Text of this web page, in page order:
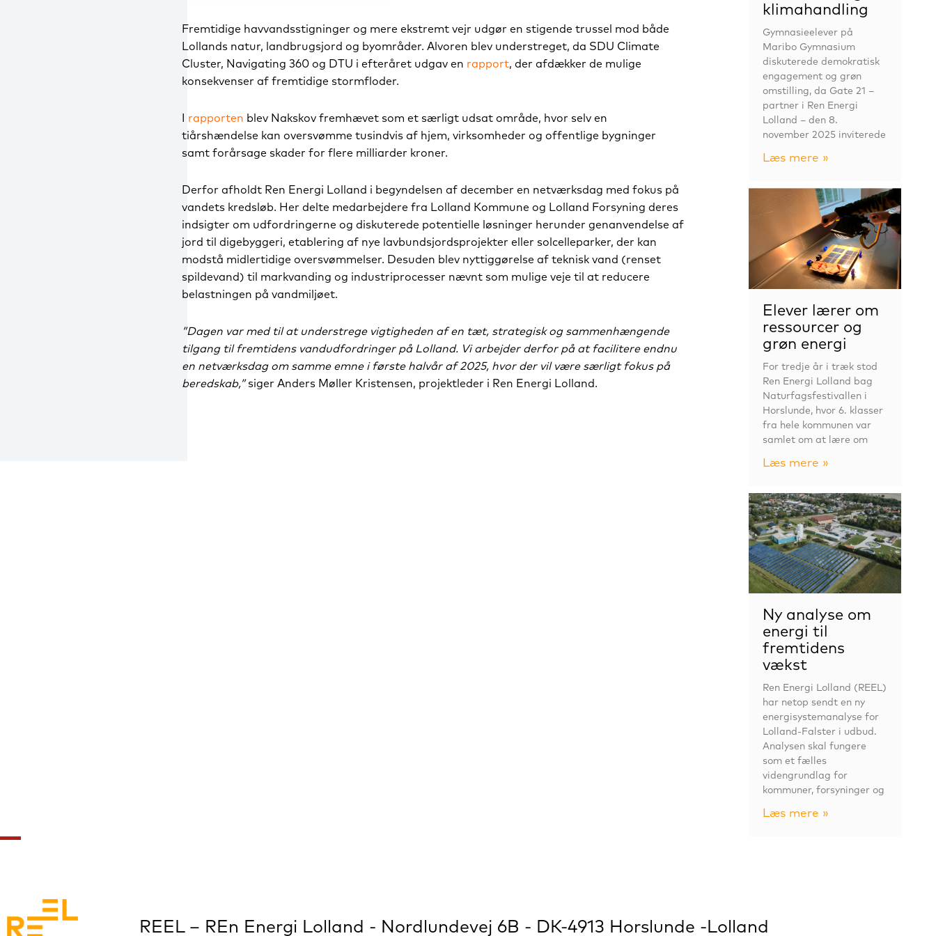
Fremtidige havvandsstigninger og mere ekstremt vejr udgør en stigende trussel mod både
Lollands natur, landbrugsjord og byområder. Alvoren blev understreget, da SDU Climate
Cluster, Navigating 360 og DTU i efteråret udgav en rapport, der afdækker de mulige
konsekvenser af fremtidige stormfloder.
rapporten blev Nakskov fremhævet som et særligt udsat område, hvor selv en
tiårshændelse kan oversvømme tusindvis af hjem, virksomheder og offentlige bygninger
samt forårsage skader for flere milliarder kroner.
Derfor afholdt Ren Energi Lolland i begyndelsen af december en netværksdag med fokus på
vandets kredsløb. Her delte medarbejdere fra Lolland Kommune og Lolland Forsyning deres
indsigter om udfordringerne og diskuterede potentielle løsninger herunder genanvendelse af
jord til digebyggeri, etablering af nye lavbundsjordsprojekter eller solcelleparker, der kan
modstå midlertidige oversvømmelser. Desuden blev nyttiggørelse af teknisk vand (renset
spildevand) til markvanding og industriprocesser nævnt som mulige veje til at reducere
belastningen på vandmiljøet.
”Dagen var med til at understrege vigtigheden af en tæt, strategisk og sammenhængende
tilgang til fremtidens vandudfordringer på Lolland. Vi arbejder derfor på at facilitere endnu
en netværksdag om samme emne i første halvår af 2025, hvor der vil være særligt fokus på
beredskab,”siger Anders Møller Kristensen, projektleder i Ren Energi Lolland.
klimahandling
Gymnasieelever på
Maribo Gymnasium
diskuterede demokratisk
engagement og grøn
omstilling, da Gate 21 –
partner i Ren Energi
Lolland – den 8.
november 2025 inviterede
Læs mere »
Elever lærer om
ressourcer og
grøn energi
For tredje år i træk stod
Ren Energi Lolland bag
Naturfagsfestivallen i
Horslunde, hvor 6. klasser
fra hele kommunen var
samlet om at lære om
Læs mere »
Ny analyse om
energi til
fremtidens
vækst
Ren Energi Lolland (REEL)
har netop sendt en ny
energisystemanalyse for
Lolland-Falster i udbud.
Analysen skal fungere
som et fælles
videngrundlag for
kommuner, forsyninger og
Læs mere »
REEL – REn Energi Lolland - Nordlundevej 6B - DK-4913 Horslunde -Lolland